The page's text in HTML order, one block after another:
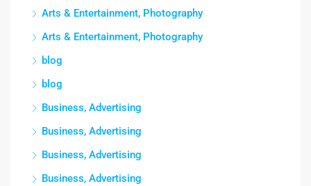
Arts & Entertainment, Photography
Arts & Entertainment, Photography
blog
blog
Business, Advertising
Business, Advertising
Business, Advertising
Business, Advertising